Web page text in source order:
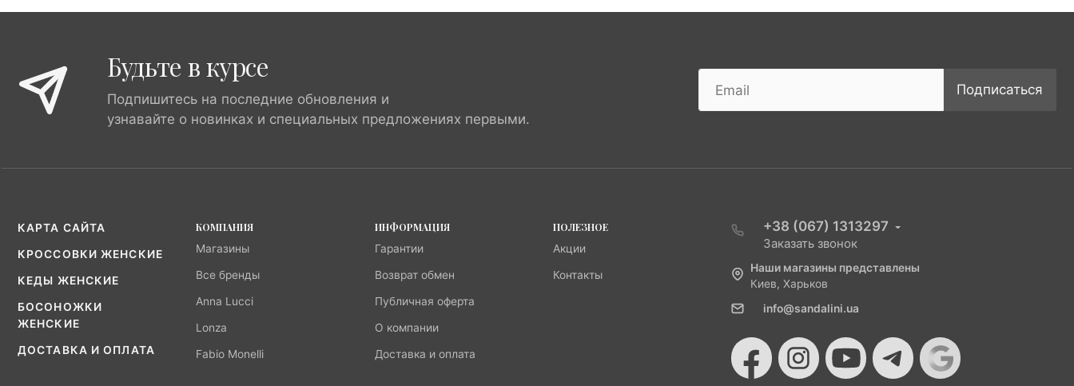
Будьте в курсе
Подпишитесь на последние обновления и
узнавайте о новинках и специальных предложениях первыми.
Подписаться
КАРТА САЙТА
КРОССОВКИ ЖЕНСКИЕ
КЕДЫ ЖЕНСКИЕ
БОСОНОЖКИ
ЖЕНСКИЕ
ДОСТАВКА И ОПЛАТА
КОМПАНИЯ
Магазины
Все бренды
Anna Lucci
Lonza
Fabio Monelli
ИНФОРМАЦИЯ
Гарантии
Возврат обмен
Публичная оферта
О компании
Доставка и оплата
ПОЛЕЗНОЕ
Акции
Контакты
+38 (067) 1313297
Заказать звонок
Наши магазины представлены
Киев, Харьков
info@sandalini.ua